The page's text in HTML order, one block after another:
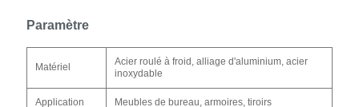
Paramètre
Matériel
Acier roulé à froid, alliage d'aluminium, acier
inoxydable
Application Meubles de bureau, armoires, tiroirs